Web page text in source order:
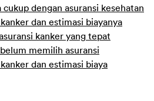
dengan asuransi kesehatan
dan estimasi biayanya
kanker yang tepat
memilih asuransi
dan estimasi biaya